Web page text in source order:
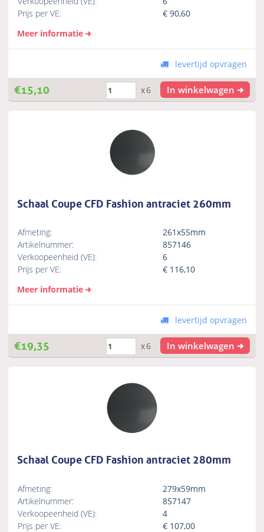
Prijs per VE:
€90,60
Meer informatie
levertijd opvragen
€15,10 x6 In winkelwagen
Schaal Coupe CFD Fashion antraciet 260mm
Afmeting:
261x55mm
Artikelnummer:
857146
Verkoopeenheid (VE):
6
Prijs per VE:
€ 116,10
Meer informatie
levertijd opvragen
€19,35 x6 In winkelwagen
Schaal Coupe CFD Fashion antraciet 280mm
Afmeting:
279x59mm
Artikelnummer:
857147
Verkoopeenheid (VE):
4
Prijs per VE:
€ 107,00